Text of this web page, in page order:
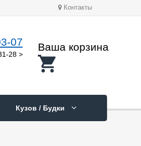
Контакты
07
28 >
Ваша корзина
Кузов / Будки